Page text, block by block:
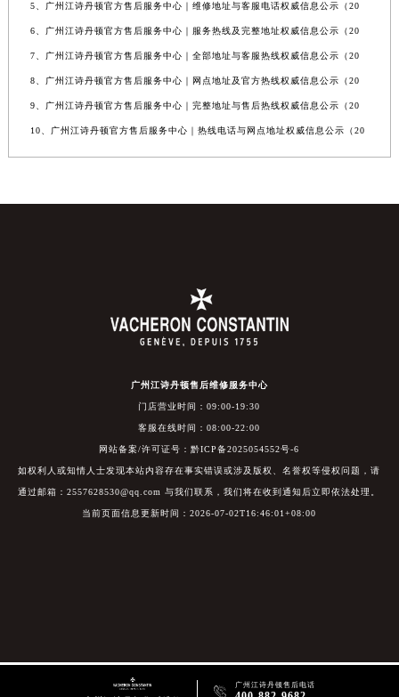
5、广州江诗丹顿官方售后服务中心｜维修地址与客服电话权威信息公示（20
6、广州江诗丹顿官方售后服务中心｜服务热线及完整地址权威信息公示（20
7、广州江诗丹顿官方售后服务中心｜全部地址与客服热线权威信息公示（20
8、广州江诗丹顿官方售后服务中心｜网点地址及官方热线权威信息公示（20
9、广州江诗丹顿官方售后服务中心｜完整地址与售后热线权威信息公示（20
10、广州江诗丹顿官方售后服务中心｜热线电话与网点地址权威信息公示（20
广州江诗丹顿售后维修服务中心
门店营业时间：09:00-19:30
客服在线时间：08:00-22:00
网站备案/许可证号：黔ICP备2025054552号-6
如权利人或知情人士发现本站内容存在事实错误或涉及版权、名誉权等侵权问题，请
通过邮箱：2557628530@qq.com 与我们联系，我们将在收到通知后立即依法处理。
当前页面信息更新时间：2026-07-02T16:46:01+08:00
 广州江诗丹顿售后电话